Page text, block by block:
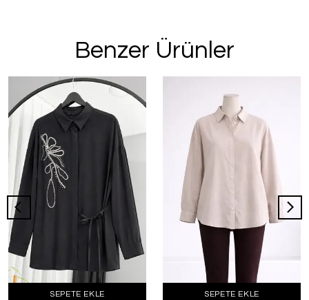
Benzer Ürünler
SEPETE EKLE SEPETE EKLE